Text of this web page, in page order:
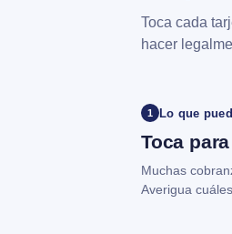
Toca cada
hacer
1 Lo que
Toca
Muchas
Averigua cuáles.